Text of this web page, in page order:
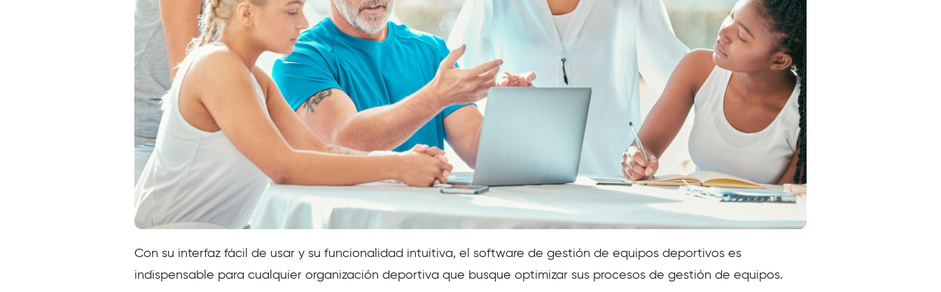
Con su interfaz fácil de usar y su funcionalidad intuitiva, el software de gestión de equipos deportivos es
indispensable para cualquier organización deportiva que busque optimizar sus procesos de gestión de equipos.